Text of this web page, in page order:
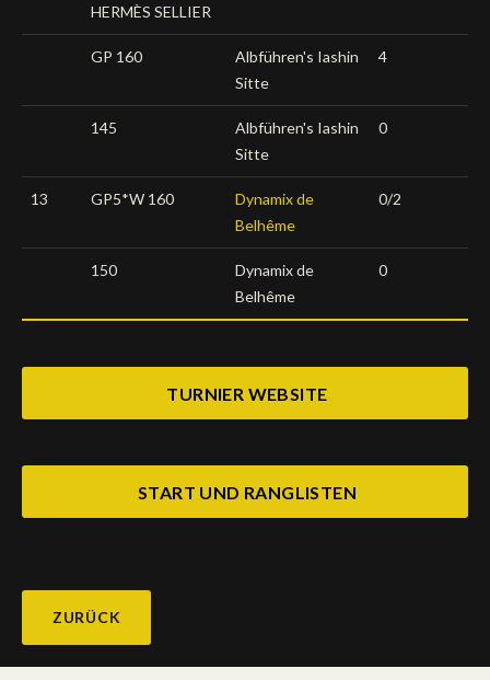
HERMÈS SELLIER
GP 160
Albführen's Iashin
Sitte
4
145
Albführen's Iashin
Sitte
0
13 GP5*W 160
Dynamix de
Belhême
0/2
150
Dynamix de
Belhême
0
TURNIER WEBSITE
START UND RANGLISTEN
ZURÜCK